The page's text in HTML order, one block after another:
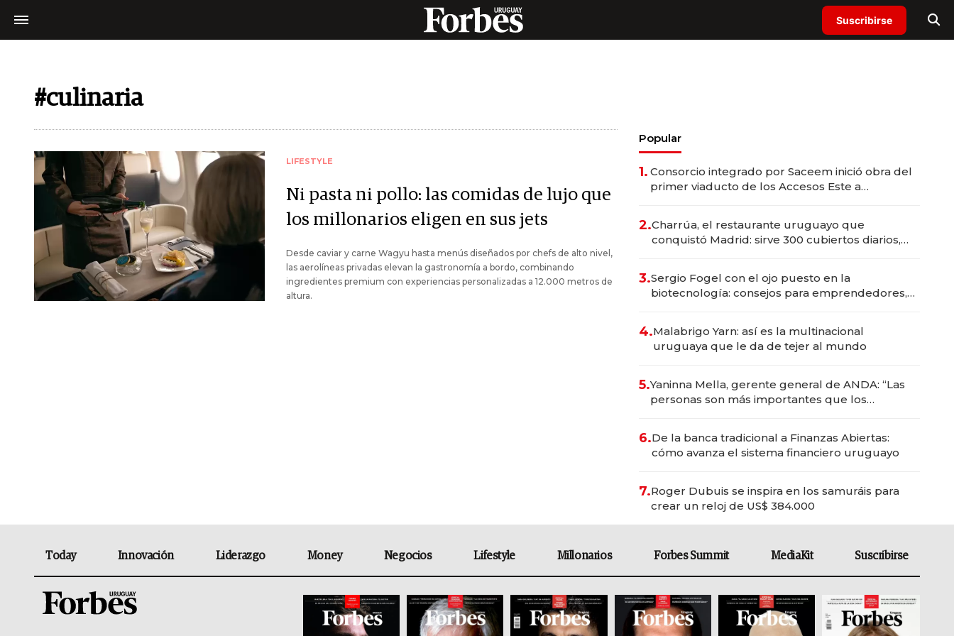
Suscribirse
#culinaria
LIFESTYLE
Ni pasta ni pollo: las comidas de lujo que
los millonarios eligen en sus jets
Desde caviar y carne Wagyu hasta menús diseñados por chefs de alto nivel,
las aerolíneas privadas elevan la gastronomía a bordo, combinando
ingredientes premium con experiencias personalizadas a 12.000 metros de
altura.
Popular
1. Consorcio integrado por Saceem inició obra del
primer viaducto de los Accesos Este a
2.Charrúa, el restaurante uruguayo que
conquistó Madrid: sirve 300 cubiertos diarios,
3.Sergio Fogel con el ojo puesto en la
biotecnología: consejos para emprendedores,
4.Malabrigo Yarn: así es la multinacional
uruguaya que le da de tejer al mundo
5.Yaninna Mella, gerente general de ANDA: “Las
personas son más importantes que los
6.De la banca tradicional a Finanzas Abiertas:
cómo avanza el sistema financiero uruguayo
7.Roger Dubuis se inspira en los samuráis para
crear un reloj de US$ 384.000
Today Innovación Liderazgo Money Negocios Lifestyle Millonarios Forbes Summit MediaKit Suscribirse